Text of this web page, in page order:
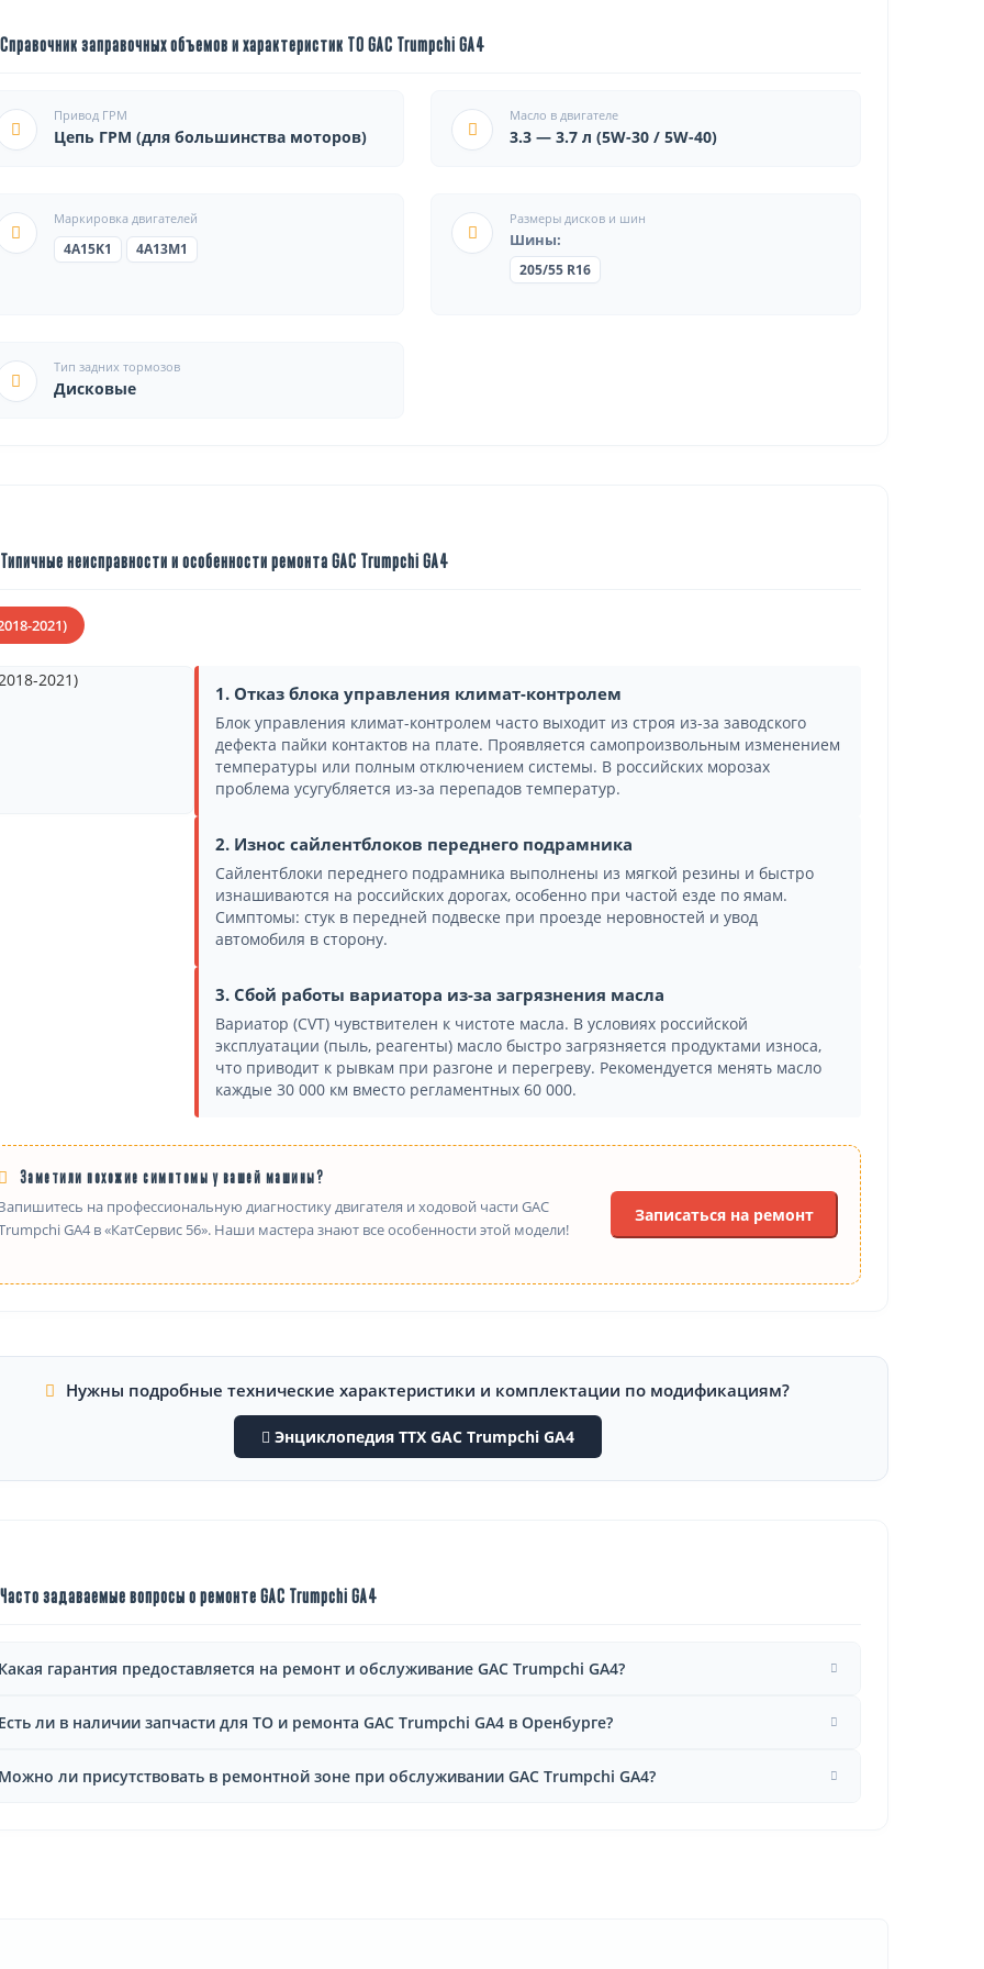
заправочных объемов и характеристик ТО GAC Trumpchi GA4
Привод ГРМ
Цепь ГРМ (для большинства моторов)
Масло в двигателе
3.3 — 3.7 л (5W-30 / 5W-40)
Маркировка двигателей
4A15K1
4A13M1
Размеры дисков и шин
Шины:
205/55 R16
Тип задних тормозов
Дисковые
неисправности и особенности ремонта GAC Trumpchi GA4
2021)
1. Отказ блока управления климат-контролем
Блок управления климат-контролем часто выходит из строя из-за заводского
дефекта пайки контактов на плате. Проявляется самопроизвольным изменением
температуры или полным отключением системы. В российских морозах
проблема усугубляется из-за перепадов температур.
2. Износ сайлентблоков переднего подрамника
Сайлентблоки переднего подрамника выполнены из мягкой резины и быстро
изнашиваются на российских дорогах, особенно при частой езде по ямам.
Симптомы: стук в передней подвеске при проезде неровностей и увод
автомобиля в сторону.
3. Сбой работы вариатора из-за загрязнения масла
Вариатор (CVT) чувствителен к чистоте масла. В условиях российской
эксплуатации (пыль, реагенты) масло быстро загрязняется продуктами износа,
что приводит к рывкам при разгоне и перегреву. Рекомендуется менять масло
каждые 30 000 км вместо регламентных 60 000.
Заметили похожие симптомы у вашей машины?
на профессиональную диагностику двигателя и ходовой части GAC
GA4 в «КатСервис 56». Наши мастера знают все особенности этой модели!
Записаться на ремонт
Нужны подробные технические характеристики и комплектации по модификациям?
Энциклопедия ТТХ GAC Trumpchi GA4
задаваемые вопросы о ремонте GAC Trumpchi GA4
гарантия предоставляется на ремонт и обслуживание GAC Trumpchi GA4?
ли в наличии запчасти для ТО и ремонта GAC Trumpchi GA4 в Оренбурге?
ли присутствовать в ремонтной зоне при обслуживании GAC Trumpchi GA4?